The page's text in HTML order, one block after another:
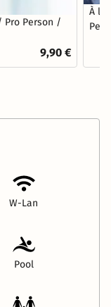
Pro Person /
9,90 €
À la
W-Lan
Pool